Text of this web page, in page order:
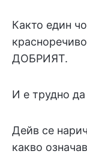
Както един
ДОБРИЯТ.
И е трудно
Дейв се
какво